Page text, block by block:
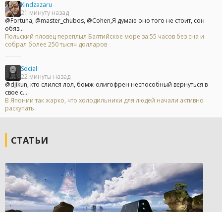
Kindzazaru
21 минуту назад
@Fortuna, @master_chubos, @Cohen,Я думаю оно того не стоит, сон
обяз...
Польский пловец переплыл Балтийское море за 55 часов без сна и
собрал более 250 тысяч долларов
Social
22 минуты назад
@djikun, кто слился лол, бомж-олигофрен неспособный вернуться в
свое с...
В Японии так жарко, что холодильники для людей начали активно
раскупать
СТАТЬИ